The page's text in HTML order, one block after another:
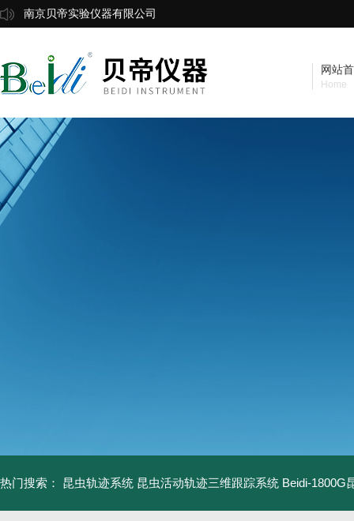
南京贝帝实验仪器有限公司
网站
Home
热门搜索： 昆虫轨迹系统 昆虫活动轨迹三维跟踪系统 Beidi-1800G